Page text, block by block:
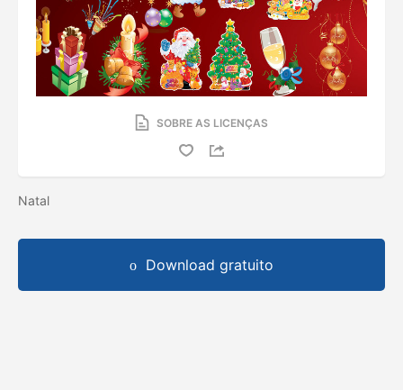
SOBRE AS LICENÇAS
Natal
Download gratuito